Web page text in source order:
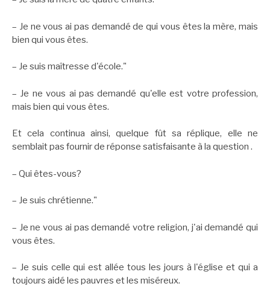
– Je ne vous ai pas demandé de qui vous êtes la mère, mais
bien qui vous êtes.
– Je suis maîtresse d'école."
– Je ne vous ai pas demandé qu'elle est votre profession,
mais bien qui vous êtes.
Et cela continua ainsi, quelque fût sa réplique, elle ne
semblait pas fournir de réponse satisfaisante à la question .
– Qui êtes-vous?
– Je suis chrétienne."
– Je ne vous ai pas demandé votre religion, j'ai demandé qui
vous êtes.
– Je suis celle qui est allée tous les jours à l'église et qui a
toujours aidé les pauvres et les miséreux.